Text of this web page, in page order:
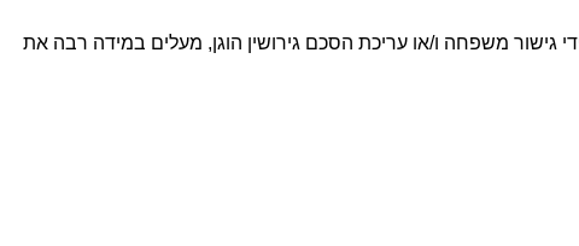
גישור משפחה ו/או עריכת הסכם גירושין הוגן, מעלים במידה רבה את